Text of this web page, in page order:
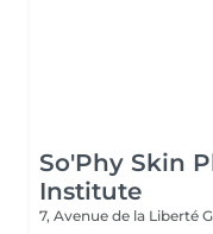
So'Phy Skin
Institute
7, Avenue de la Liberté